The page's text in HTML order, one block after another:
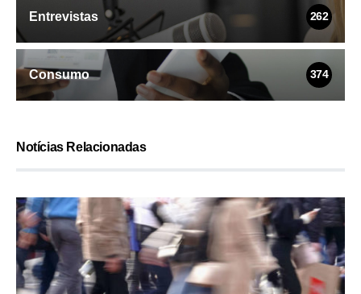
Entrevistas 262
Consumo 374
Notícias Relacionadas